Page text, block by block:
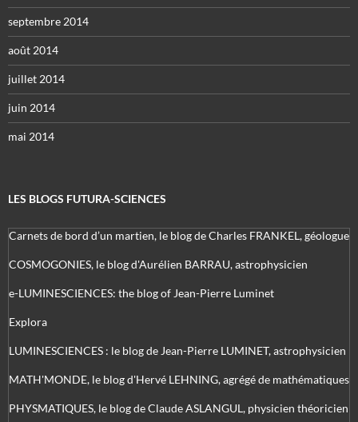
septembre 2014
août 2014
juillet 2014
juin 2014
mai 2014
LES BLOGS FUTURA-SCIENCES
Carnets de bord d’un martien, le blog de Charles FRANKEL, géologue
COSMOGONIES, le blog d'Aurélien BARRAU, astrophysicien
e-LUMINESCIENCES: the blog of Jean-Pierre Luminet
Explora
LUMINESCIENCES : le blog de Jean-Pierre LUMINET, astrophysicien
MATH'MONDE, le blog d'Hervé LEHNING, agrégé de mathématiques
PHYSMATIQUES, le blog de Claude ASLANGUL, physicien théoricien